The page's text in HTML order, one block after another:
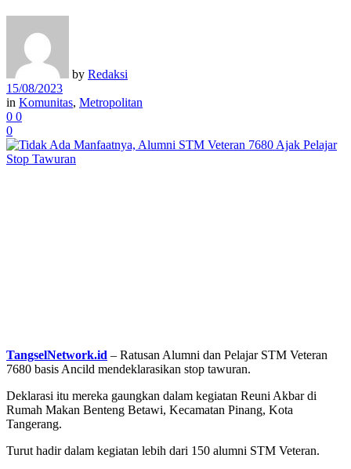
by Redaksi
15/08/2023
in Komunitas, Metropolitan
0 0
0
TangselNetwork.id – Ratusan Alumni dan Pelajar STM Veteran
7680 basis Ancild mendeklarasikan stop tawuran.
Deklarasi itu mereka gaungkan dalam kegiatan Reuni Akbar di
Rumah Makan Benteng Betawi, Kecamatan Pinang, Kota
Tangerang.
Turut hadir dalam kegiatan lebih dari 150 alumni STM Veteran.